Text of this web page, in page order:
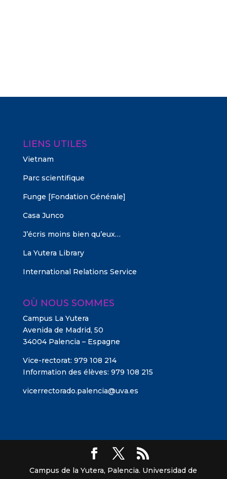
LIENS UTILES
Vietnam
Parc scientifique
Funge [Fondation Générale]
Casa Junco
J’écris moins bien qu’eux…
La Yutera Library
International Relations Service
OÙ NOUS SOMMES
Campus La Yutera
Avenida de Madrid, 50
34004 Palencia – Espagne
Vice-rectorat: 979 108 214
Information des élèves: 979 108 215
vicerrectorado.palencia@uva.es
Campus de la Yutera, Palencia. Universidad de